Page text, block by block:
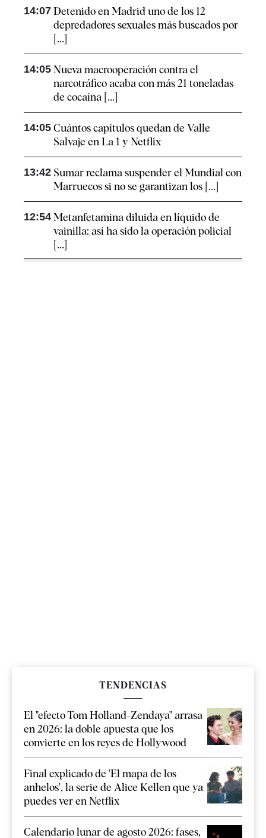
14:07 Detenido en Madrid uno de los 12
depredadores sexuales más buscados por
[...]
14:05 Nueva macrooperación contra el
narcotráfico acaba con más 21 toneladas
de cocaína [...]
14:05 Cuántos capítulos quedan de Valle
Salvaje en La 1 y Netflix
13:42 Sumar reclama suspender el Mundial con
Marruecos si no se garantizan los [...]
12:54 Metanfetamina diluida en líquido de
vainilla: así ha sido la operación policial
[...]
TENDENCIAS
El "efecto Tom Holland-Zendaya" arrasa
en 2026: la doble apuesta que los
convierte en los reyes de Hollywood
Final explicado de 'El mapa de los
anhelos', la serie de Alice Kellen que ya
puedes ver en Netflix
Calendario lunar de agosto 2026: fases,